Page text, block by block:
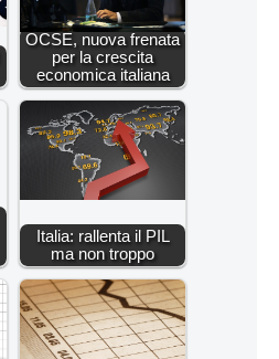
OCSE, nuova frenata
per la crescita
economica italiana
Italia: rallenta il PIL
ma non troppo